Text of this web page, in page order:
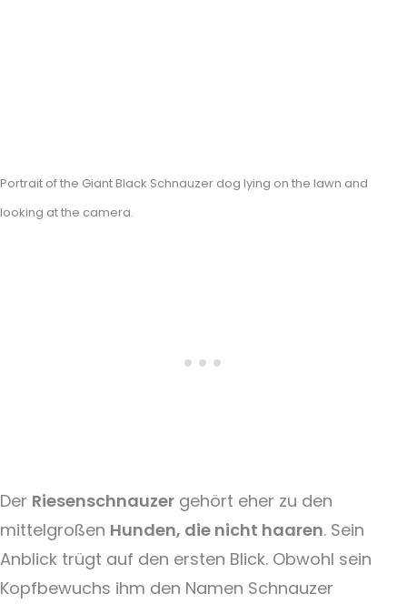
Portrait of the Giant Black Schnauzer dog lying on the lawn and
looking at the camera.
Der Riesenschnauzer gehört eher zu den
mittelgroßen Hunden, die nicht haaren. Sein
Anblick trügt auf den ersten Blick. Obwohl sein
Kopfbewuchs ihm den Namen Schnauzer